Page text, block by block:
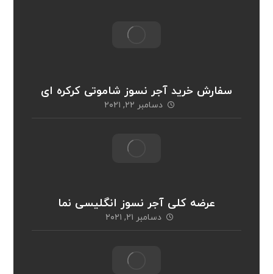
سفارش خرید آجر نسوز شاموتی کرکره ای
دسامبر ۲۲, ۲۰۲۱
عرضه کلی آجر نسوز انگلیسی نما
دسامبر ۲۱, ۲۰۲۱